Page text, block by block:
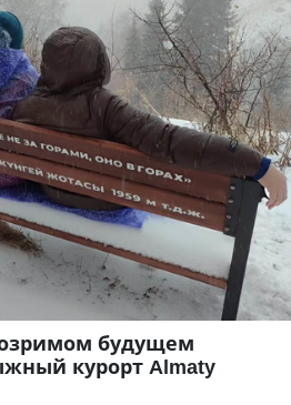
будущем
курорт Almaty